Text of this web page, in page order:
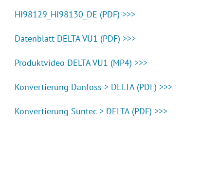
HI98129_HI98130_DE (PDF) >>>
Datenblatt DELTA VU1 (PDF) >>>
Produktvideo DELTA VU1 (MP4) >>>
Konvertierung Danfoss > DELTA (PDF) >>>
Konvertierung Suntec > DELTA (PDF) >>>